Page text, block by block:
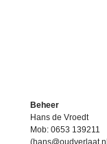
Beheer
Hans de Vroedt
Mob: 0653 139211